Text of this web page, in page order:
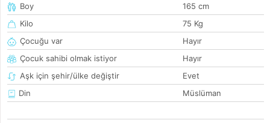
Boy
165 cm
Kilo
75 Kg
Çocuğu var
Hayır
Çocuk sahibi olmak istiyor
Hayır
Aşk için şehir/ülke değiştir
Evet
Din
Müslüman